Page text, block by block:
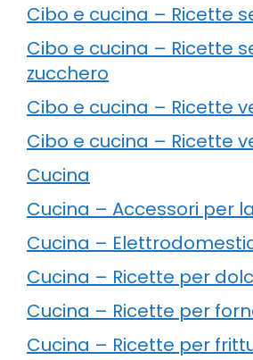
Cibo e cucina – Ricette
Cibo e cucina – Ricette
zucchero
Cibo e cucina – Ricette
Cibo e cucina – Ricette
Cucina
Cucina – Accessori per
Cucina –
Cucina – Ricette per
Cucina – Ricette per
Cucina – Ricette per